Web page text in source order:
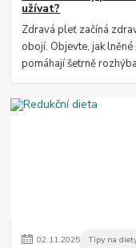
užívat?
Zdravá pleť začíná
obojí. Objevte, jak
pomáhají šetrně
02.11.2025 Tipy na